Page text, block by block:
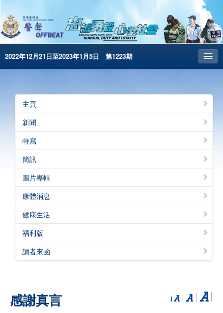
2022年12月21日至2023年1月5日 第1223期
昔日警聲
警務處主頁
简体版
English
電子書版
警聲特刊
主頁
新聞
特寫
簡訊
圖片專輯
康體消息
健康生活
福利版
讀者來函
感謝真言